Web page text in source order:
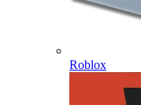
Roblox